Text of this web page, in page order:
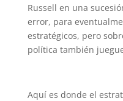
Russell en una
error, para
estratégicos, pero
política también
Aquí es donde el